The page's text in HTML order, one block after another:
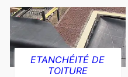
ETANCHÉITÉ DE
TOITURE